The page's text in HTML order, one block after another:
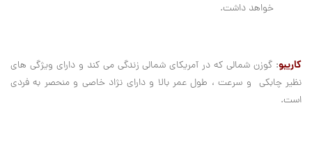
خواهد داشت.
کاریبو: گوزن شمالی که در آمریکای شمالی زندگی می کند و دارای ویژگی های
نظیر چابکی و سرعت ، طول عمر بالا و دارای نژاد خاصی و منحصر به فردی
است.